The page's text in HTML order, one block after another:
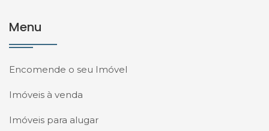
Menu
Encomende o seu Imóvel
Imóveis à venda
Imóveis para alugar